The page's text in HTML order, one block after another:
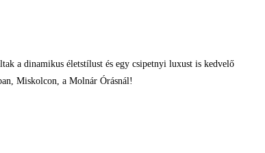
a dinamikus életstílust és egy csipetnyi luxust is kedvelő
Miskolcon, a Molnár Órásnál!